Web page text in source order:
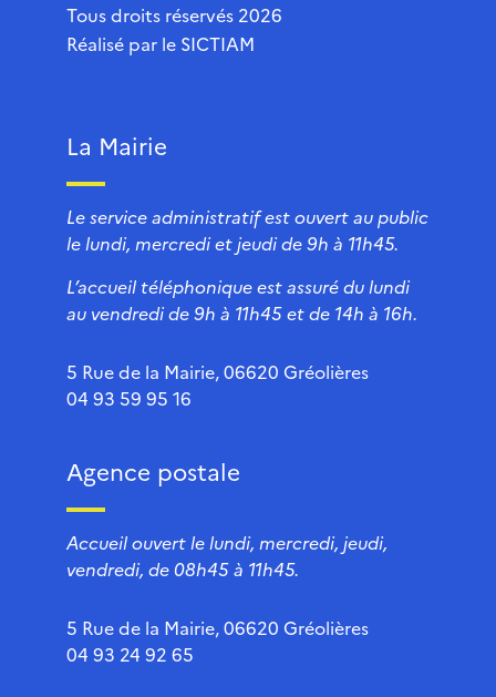
Tous droits réservés 2026
Réalisé par le SICTIAM
La Mairie
Le service administratif est ouvert au public
le lundi, mercredi et jeudi de 9h à 11h45.
L’accueil téléphonique est assuré du lundi
au vendredi de 9h à 11h45 et de 14h à 16h.
5 Rue de la Mairie, 06620 Gréolières
04 93 59 95 16
Agence postale
Accueil ouvert le lundi, mercredi, jeudi,
vendredi, de 08h45 à 11h45.
5 Rue de la Mairie, 06620 Gréolières
04 93 24 92 65